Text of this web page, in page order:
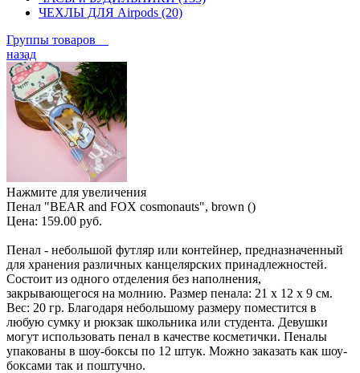
ЧЕХЛЫ ДЛЯ Airpods (20)
Группы товаров
назад
Нажмите для увеличения
Пенал "BEAR and FOX cosmonauts", brown ()
Цена: 159.00 руб.
Пенал - небольшой футляр или контейнер, предназначенный
для хранения различных канцелярских принадлежностей.
Состоит из одного отделения без наполнения,
закрывающегося на молнию. Размер пенала: 21 х 12 х 9 см.
Вес: 20 гр. Благодаря небольшому размеру поместится в
любую сумку и рюкзак школьника или студента. Девушки
могут использовать пенал в качестве косметички. Пеналы
упакованы в шоу-боксы по 12 штук. Можно заказать как шоу-
боксами так и поштучно.